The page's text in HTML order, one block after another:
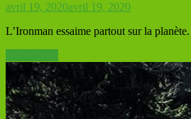
avril 19, 2020avril 19, 2020
L’Ironman essaime partout sur la